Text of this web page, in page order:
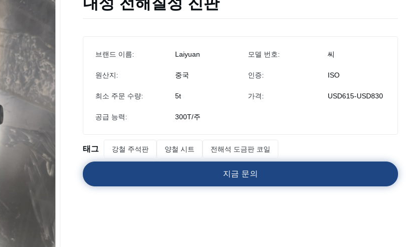
브랜드 이름: Laiyuan 모델 번호: 씨
원산지: 중국 인증: ISO
최소 주문 수량: 5t 가격: USD615-USD830
공급 능력: 300T/주
태그 강철 주석판 양철 시트 전해석 도금판 코일
지 금 문의